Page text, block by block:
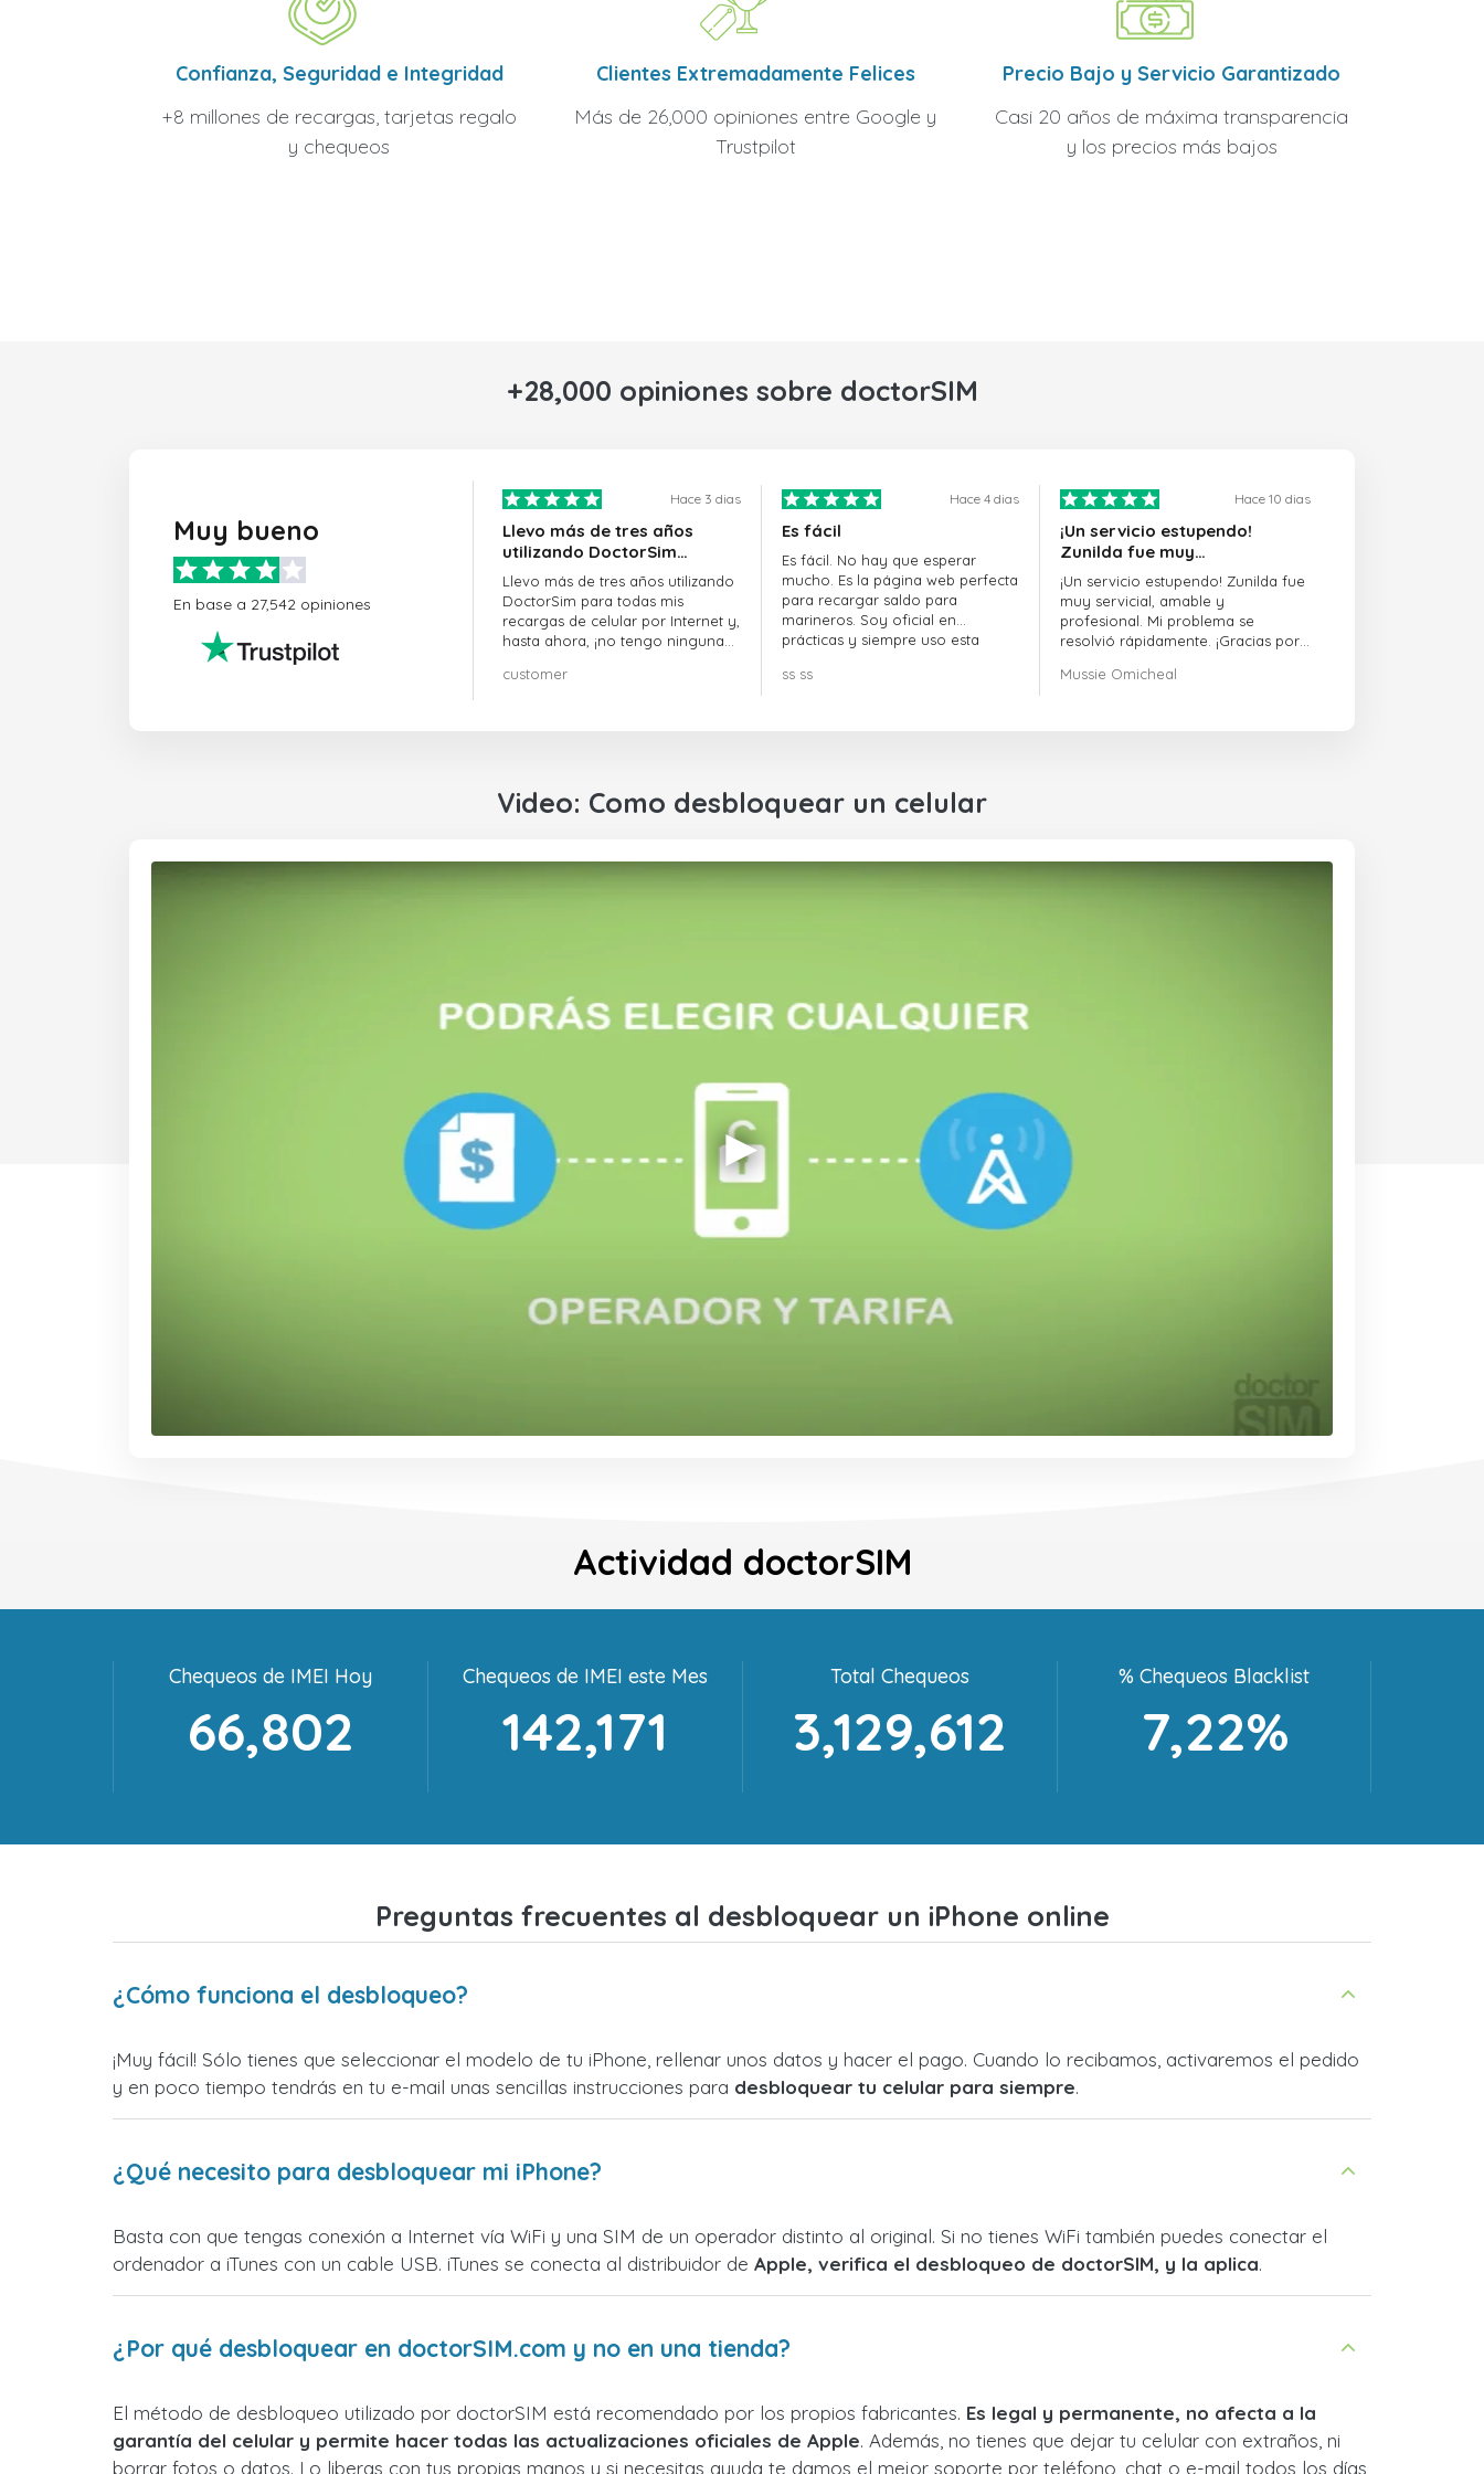
Confianza, Seguridad e Integridad
+8 millones de recargas, tarjetas regalo
y chequeos
Clientes Extremadamente Felices
Más de 26,000 opiniones entre Google y
Trustpilot
Precio Bajo y Servicio Garantizado
Casi 20 años de máxima transparencia
y los precios más bajos
+28,000 opiniones sobre doctorSIM
Muy bueno
En base a 27,542 opiniones
Hace 3 dias
Llevo más de tres años
utilizando DoctorSim…
Llevo más de tres años utilizando
DoctorSim para todas mis
recargas de celular por Internet y,
hasta ahora, ¡no tengo ninguna
customer
Hace 4 dias
Es fácil
Es fácil. No hay que esperar
mucho. Es la página web perfecta
para recargar saldo para
marineros. Soy oficial en
prácticas y siempre uso esta
ss ss
Hace 10 dias
¡Un servicio estupendo!
Zunilda fue muy…
¡Un servicio estupendo! Zunilda fue
muy servicial, amable y
profesional. Mi problema se
resolvió rápidamente. ¡Gracias por
Mussie Omicheal
Video: Como desbloquear un celular
Actividad doctorSIM
Chequeos de IMEI Hoy
66,802
Chequeos de IMEI este Mes
142,171
Total Chequeos
3,129,612
% Chequeos Blacklist
7,22%
Preguntas frecuentes al desbloquear un iPhone online
¿Cómo funciona el desbloqueo?
¡Muy fácil! Sólo tienes que seleccionar el modelo de tu iPhone, rellenar unos datos y hacer el pago. Cuando lo recibamos, activaremos el pedido
y en poco tiempo tendrás en tu e-mail unas sencillas instrucciones para desbloquear tu celular para siempre.
¿Qué necesito para desbloquear mi iPhone?
Basta con que tengas conexión a Internet vía WiFi y una SIM de un operador distinto al original. Si no tienes WiFi también puedes conectar el
ordenador a iTunes con un cable USB. iTunes se conecta al distribuidor de Apple, verifica el desbloqueo de doctorSIM, y la aplica.
¿Por qué desbloquear en doctorSIM.com y no en una tienda?
El método de desbloqueo utilizado por doctorSIM está recomendado por los propios fabricantes. Es legal y permanente, no afecta a la
garantía del celular y permite hacer todas las actualizaciones oficiales de Apple. Además, no tienes que dejar tu celular con extraños, ni
borrar fotos o datos. Lo liberas con tus propias manos y si necesitas ayuda te damos el mejor soporte por teléfono, chat o e-mail todos los días